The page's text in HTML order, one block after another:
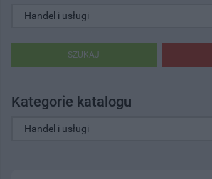
SZUKAJ
Kategorie katalogu